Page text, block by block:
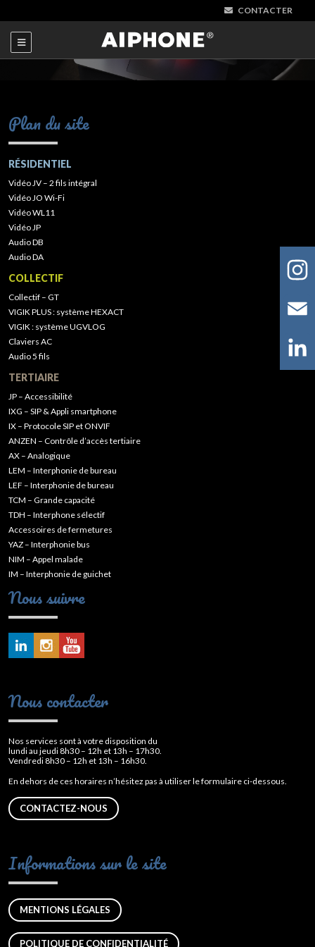
CONTACTER
Plan du site
RÉSIDENTIEL
Vidéo JV – 2 fils intégral
Vidéo JO Wi-Fi
Vidéo WL11
Vidéo JP
Audio DB
Audio DA
COLLECTIF
Collectif – GT
VIGIK PLUS : système HEXACT
VIGIK : système UGVLOG
Claviers AC
Audio 5 fils
TERTIAIRE
JP – Accessibilité
IXG – SIP & Appli smartphone
IX – Protocole SIP et ONVIF
ANZEN – Contrôle d’accès tertiaire
AX – Analogique
LEM – Interphonie de bureau
LEF – Interphonie de bureau
TCM – Grande capacité
TDH – Interphone sélectif
Accessoires de fermetures
YAZ – Interphonie bus
NIM – Appel malade
IM – Interphonie de guichet
Nous suivre
Nous contacter
Nos services sont à votre disposition du
lundi au jeudi 8h30 – 12h et 13h – 17h30.
Vendredi 8h30 – 12h et 13h – 16h30.
En dehors de ces horaires n’hésitez pas à utiliser le formulaire ci-dessous.
CONTACTEZ-NOUS
Informations sur le site
MENTIONS LÉGALES
POLITIQUE DE CONFIDENTIALITÉ